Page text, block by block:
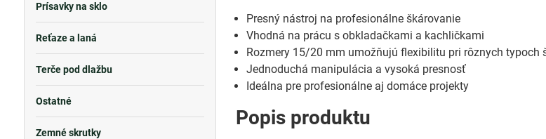
Presný nástroj na profesionálne škárovanie
Vhodná na prácu s obkladačkami a kachličkami
Rozmery 15/20 mm umožňujú flexibilitu pri rôznych typoch
Jednoduchá manipulácia a vysoká presnosť
Ideálna pre profesionálne aj domáce projekty
Popis produktu
Prísavky na sklo
Reťaze a laná
Terče pod dlažbu
Ostatné
Zemné skrutky